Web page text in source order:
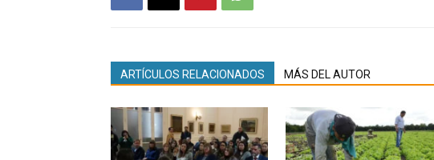
ARTÍCULOS RELACIONADOS MÁS DEL AUTOR